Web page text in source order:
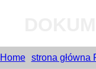
Home strona główna